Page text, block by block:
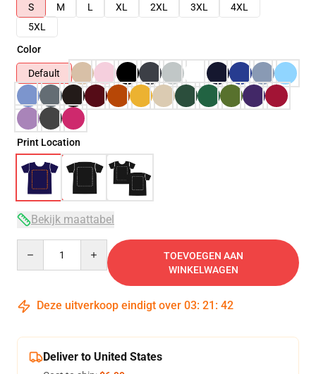
S
M L XL 2XL 3XL
4XL
5XL
Color
Default
Print Location
Bekijk maattabel
TOEVOEGEN AAN
WINKELWAGEN
Deze uitverkoop eindigt over 03: 21 : 41
Deliver to United States